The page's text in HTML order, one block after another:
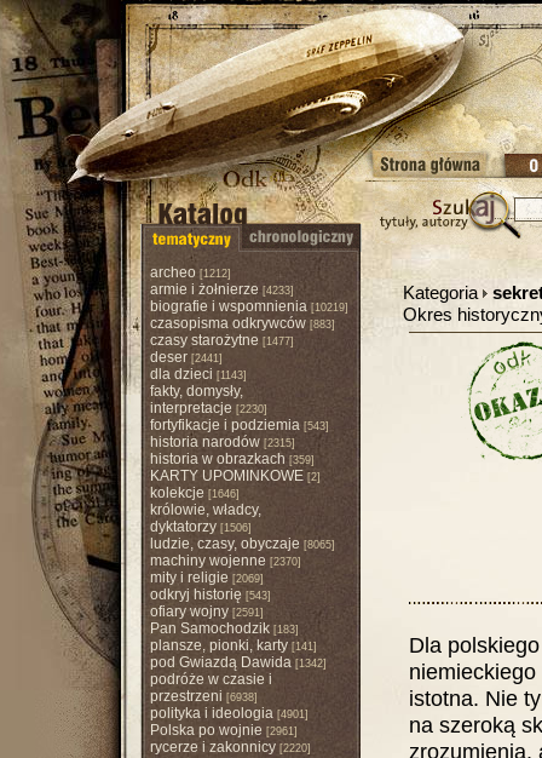
archeo [1212]
armie i żołnierze [4233]
biografie i wspomnienia[10219]
czasopisma odkrywców[883]
czasy starożytne [1477]
deser[2441]
dla dzieci [1143]
fakty, domysły,
interpretacje [2230]
fortyfikacje i podziemia[543]
historia narodów[2315]
historia w obrazkach [359]
KARTY UPOMINKOWE[2]
kolekcje [1646]
królowie, władcy,
dyktatorzy[1506]
ludzie, czasy, obyczaje [8065]
machiny wojenne [2370]
mity i religie [2069]
odkryj historię[543]
ofiary wojny[2591]
Pan Samochodzik[183]
plansze, pionki, karty[141]
pod Gwiazdą Dawida[1342]
podróże w czasie i
przestrzeni [6938]
polityka i ideologia[4901]
Polska po wojnie [2961]
rycerze i zakonnicy[2220]
Kategoria
Okres
Dla
istotna. Nie
na szeroką
zrozumienia,